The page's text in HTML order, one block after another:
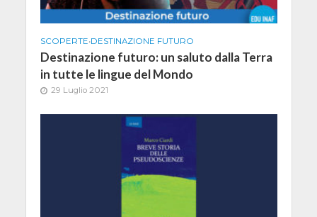
SCOPERTE•DESTINAZIONE FUTURO
Destinazione futuro: un saluto dalla Terra
in tutte le lingue del Mondo
29 Luglio 2021